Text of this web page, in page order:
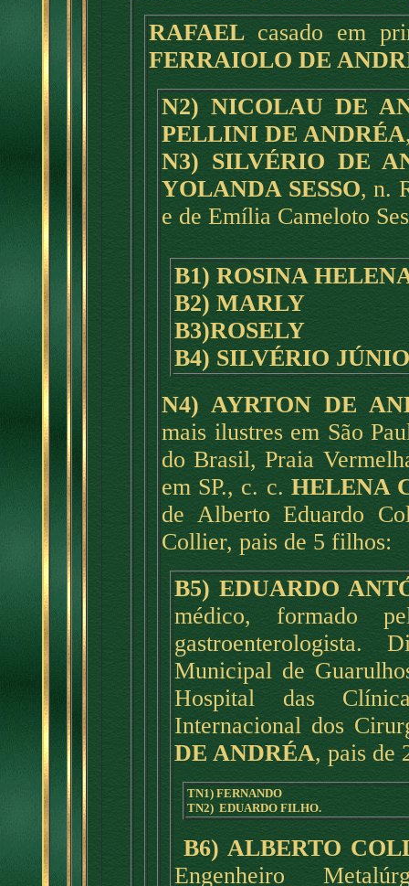
RAFAELcasado em
FERRAIOLO DE
N2) NICOLAU DE
PELLINI DE ANDRÉA
N3) SILVÉRIO DE
YOLANDA SESSO, n.
e de Emília Cameloto
B1) ROSINA
B2) MARLY
B3)ROSELY
B4) SILVÉRIO
N4) AYRTON DE
mais ilustres em São
do Brasil, Praia
em SP., c. c. HELENA
de Alberto Eduardo
Collier, pais de 5 filhos:
B5) EDUARDO
médico, formado
gastroenterologista.
Municipal de
Hospital das
Internacional dos
DE ANDRÉA, pais de
TN1) FERNANDO
TN2) EDUARDO FILHO.
B6) ALBERTO
Engenheiro